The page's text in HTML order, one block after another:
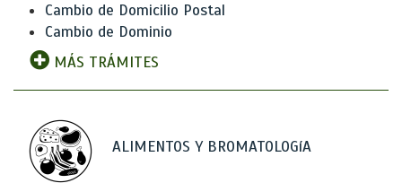
Cambio de Domicilio Postal
Cambio de Dominio
MÁS TRÁMITES
ALIMENTOS Y BROMATOLOGíA